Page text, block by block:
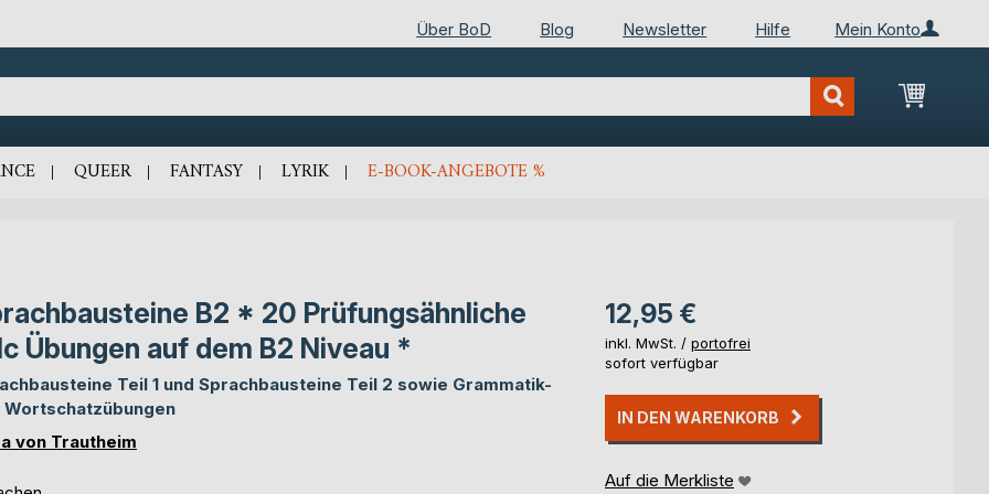
Mein Konto
Über BoD Blog Newsletter Hilfe
Mein
QUEER FANTASY LYRIK E-BOOK-ANGEBOTE %
B2 * 20 Prüfungsähnliche
Übungen auf dem B2 Niveau *
Teil 1 und Sprachbausteine Teil 2 sowie Grammatik-
Wortschatzübungen
von Trautheim
12,95 €
inkl. MwSt. / portofrei
sofort verfügbar
IN DEN WARENKORB
Auf die Merkliste